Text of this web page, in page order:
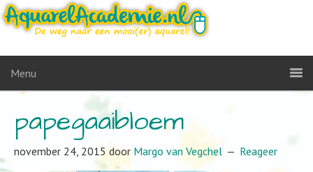
Menu
papegaaibloem
november 24, 2015door Margo van Vegchel Reageer